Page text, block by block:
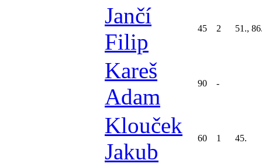
Jančí
Filip
45 2 51.,
Kareš
Adam
90 -
Klouček
Jakub
60 1 45.